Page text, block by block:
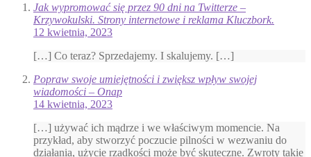
Jak wypromować się przez 90 dni na Twitterze –
Krzywokulski. Strony internetowe i reklama Kluczbork.
12 kwietnia, 2023
[…] Co teraz? Sprzedajemy. I skalujemy. […]
Popraw swoje umiejętności i zwiększ wpływ swojej
wiadomości – Onap
14 kwietnia, 2023
[…] używać ich mądrze i we właściwym momencie. Na
przykład, aby stworzyć poczucie pilności w wezwaniu do
działania, użycie rzadkości może być skuteczne. Zwroty takie